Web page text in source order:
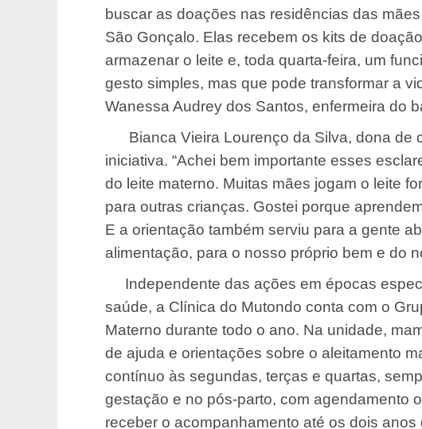
buscar as doações nas residências das
São Gonçalo. Elas recebem os kits de
armazenar o leite e, toda quarta-feira, um
gesto simples, mas que pode transformar a
Wanessa Audrey dos Santos, enfermeira do
Bianca Vieira Lourenço da Silva, dona de
iniciativa. “Achei bem importante esses
do leite materno. Muitas mães jogam o leite
para outras crianças. Gostei porque
E a orientação também serviu para a gente
alimentação, para o nosso próprio bem e do
Independente das ações em épocas
saúde, a Clínica do Mutondo conta com o
Materno durante todo o ano. Na unidade,
de ajuda e orientações sobre o aleitamento
contínuo às segundas, terças e quartas,
gestação e no pós-parto, com agendamento
receber o acompanhamento até os dois anos